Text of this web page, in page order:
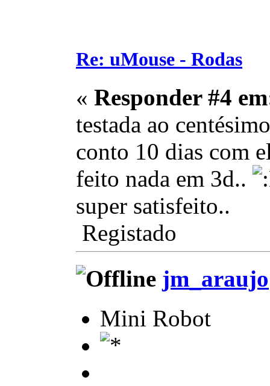
Re: uMouse - Rodas
« Responder #4
testada ao
conto 10 dias com
feito nada em 3d..
super satisfeito..
Registado
jm_araujo
Mini Robot